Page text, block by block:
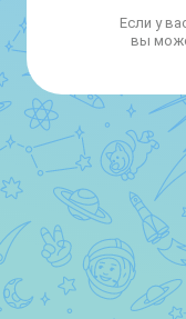
Если у
вы